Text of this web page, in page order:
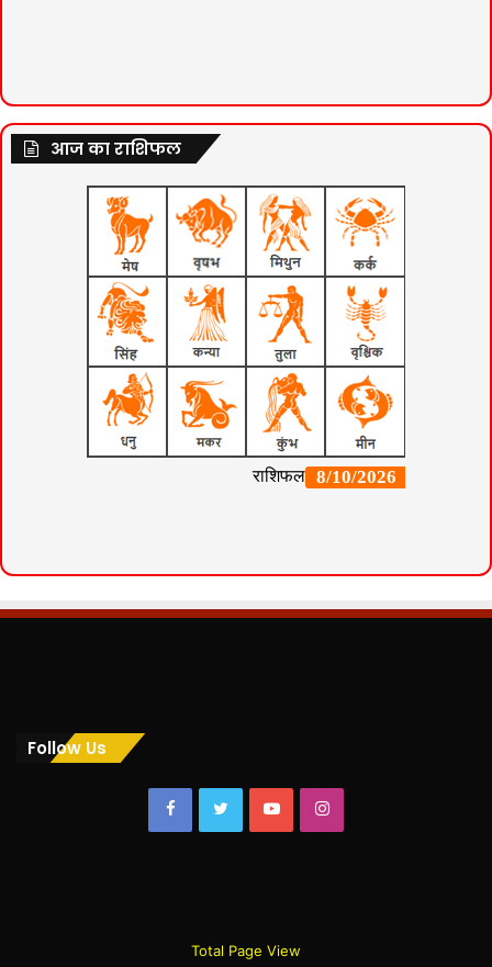
आज का राशिफल
Follow Us
FacebookTwitterYouTubeInstagram
Total Page View